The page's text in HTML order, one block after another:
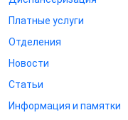
Платные услуги
Отделения
Новости
Статьи
Информация и памятки